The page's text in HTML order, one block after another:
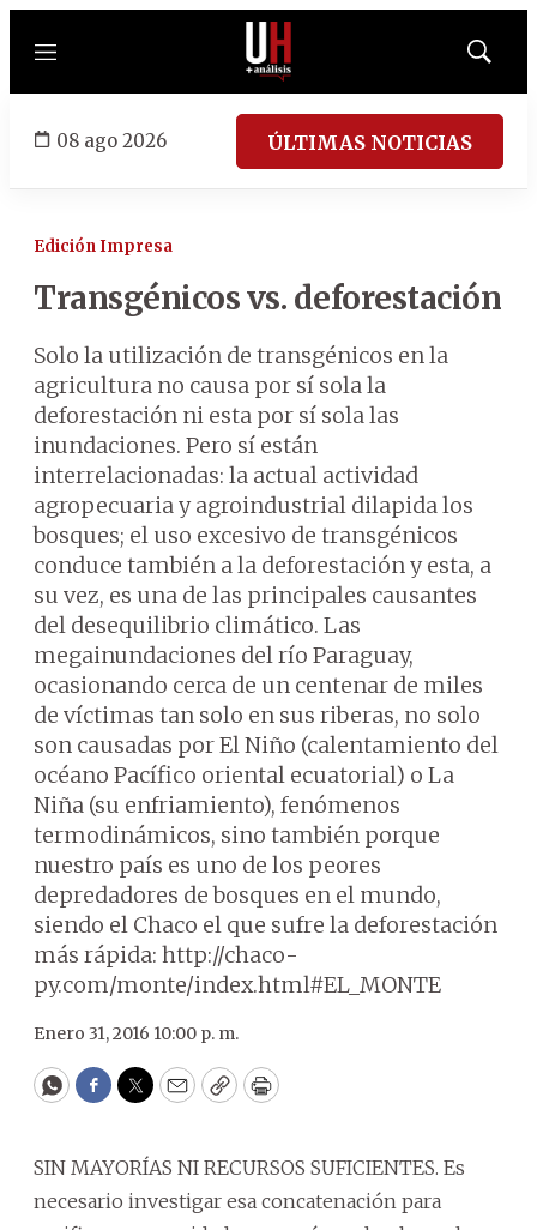
Menú
Mostrar
08 ago 2026 ÚLTIMAS NOTICIAS
Edición Impresa
Transgénicos vs. deforestación
Solo la utilización de transgénicos en la
agricultura no causa por sí sola la
deforestación ni esta por sí sola las
inundaciones. Pero sí están
interrelacionadas: la actual actividad
agropecuaria y agroindustrial dilapida los
bosques; el uso excesivo de transgénicos
conduce también a la deforestación y esta, a
su vez, es una de las principales causantes
del desequilibrio climático. Las
megainundaciones del río Paraguay,
ocasionando cerca de un centenar de miles
de víctimas tan solo en sus riberas, no solo
son causadas por El Niño (calentamiento del
océano Pacífico oriental ecuatorial) o La
Niña (su enfriamiento), fenómenos
termodinámicos, sino también porque
nuestro país es uno de los peores
depredadores de bosques en el mundo,
siendo el Chaco el que sufre la deforestación
más rápida: http://chaco-
py.com/monte/index.html#EL_MONTE
Enero 31, 2016 10:00 p. m.
WhatsApp
Facebook
Twitter
EmailCopyPrint
SIN MAYORÍAS NI RECURSOS SUFICIENTES. Es
necesario investigar esa concatenación para